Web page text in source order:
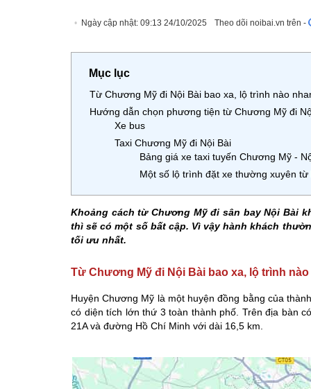
Ngày cập nhật: 09:13 24/10/2025 Theo dõi noibai.vn trên -
Mục lục
Từ Chương Mỹ đi Nội Bài bao xa, lộ trình nào
Hướng dẫn chọn phương tiện từ Chương Mỹ đi
Xe bus
Taxi Chương Mỹ đi Nội Bài
Bảng giá xe taxi tuyến Chương Mỹ -
Một số lộ trình đặt xe thường xuyên
Khoảng cách từ Chương Mỹ đi sân bay Nội Bài
thì sẽ có một số bất cập. Vì vậy hành khách
tối ưu nhất.
Từ Chương Mỹ đi Nội Bài bao xa, lộ trình
Huyện Chương Mỹ là một huyện đồng bằng của
có diện tích lớn thứ 3 toàn thành phố. Trên địa bàn
21A và đường Hồ Chí Minh với dài 16,5 km.